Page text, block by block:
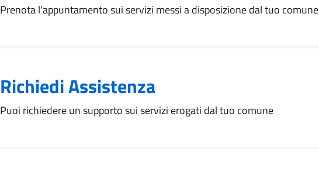
Prenota l'appuntamento sui servizi messi a disposizione dal tuo comune
Richiedi Assistenza
Puoi richiedere un supporto sui servizi erogati dal tuo comune